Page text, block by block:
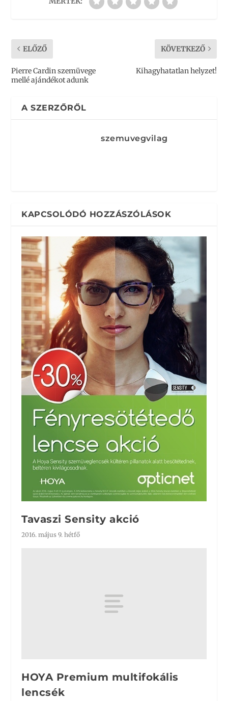
ELŐZŐ
Pierre Cardin szemüvege
mellé ajándékot adunk
KÖVETKEZŐ
Kihagyhatatlan helyzet!
A SZERZŐRŐL
szemuvegvilag
KAPCSOLÓDÓ HOZZÁSZÓLÁSOK
Tavaszi Sensity akció
2016. május 9. hétfő
HOYA Premium multifokális
lencsék